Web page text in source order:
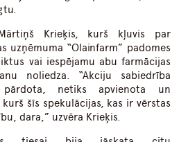
Krieķis, kurš kļuvis par
uzņēmuma “Olainfarm” padomes
vai iespējamu abu farmācijas
noliedza. “Akciju sabiedrība
pārdota, netiks apvienota un
šīs spekulācijas, kas ir vērstas
dara,” uzvēra Krieķis.